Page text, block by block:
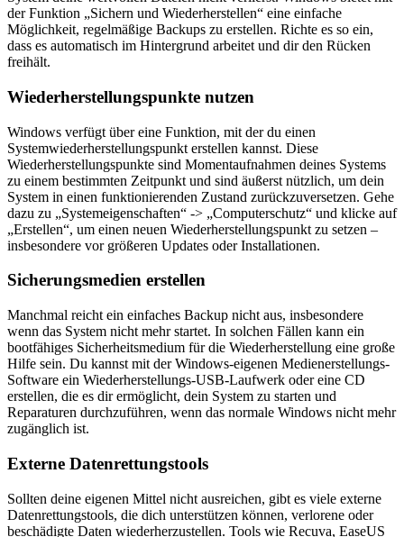
der Funktion „Sichern und Wiederherstellen“ eine einfache
Möglichkeit, regelmäßige Backups zu erstellen. Richte es so ein,
dass es automatisch im Hintergrund arbeitet und dir den Rücken
freihält.
Wiederherstellungspunkte nutzen
Windows verfügt über eine Funktion, mit der du einen
Systemwiederherstellungspunkt erstellen kannst. Diese
Wiederherstellungspunkte sind Momentaufnahmen deines Systems
zu einem bestimmten Zeitpunkt und sind äußerst nützlich, um dein
System in einen funktionierenden Zustand zurückzuversetzen. Gehe
dazu zu „Systemeigenschaften“ -> „Computerschutz“ und klicke auf
„Erstellen“, um einen neuen Wiederherstellungspunkt zu setzen –
insbesondere vor größeren Updates oder Installationen.
Sicherungsmedien erstellen
Manchmal reicht ein einfaches Backup nicht aus, insbesondere
wenn das System nicht mehr startet. In solchen Fällen kann ein
bootfähiges Sicherheitsmedium für die Wiederherstellung eine große
Hilfe sein. Du kannst mit der Windows-eigenen Medienerstellungs-
Software ein Wiederherstellungs-USB-Laufwerk oder eine CD
erstellen, die es dir ermöglicht, dein System zu starten und
Reparaturen durchzuführen, wenn das normale Windows nicht mehr
zugänglich ist.
Externe Datenrettungstools
Sollten deine eigenen Mittel nicht ausreichen, gibt es viele externe
Datenrettungstools, die dich unterstützen können, verlorene oder
beschädigte Daten wiederherzustellen. Tools wie Recuva, EaseUS